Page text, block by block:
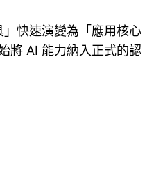
快速演變為「應用核心
將 AI 能力納入正式的認